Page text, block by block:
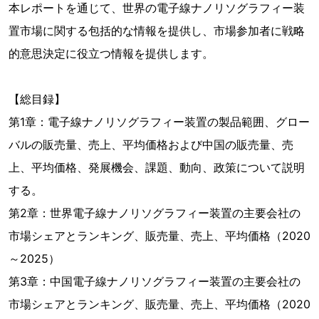
本レポートを通じて、世界の電子線ナノリソグラフィー装
置市場に関する包括的な情報を提供し、市場参加者に戦略
的意思決定に役立つ情報を提供します。
【総目録】
第1章：電子線ナノリソグラフィー装置の製品範囲、グロー
バルの販売量、売上、平均価格および中国の販売量、売
上、平均価格、発展機会、課題、動向、政策について説明
する。
第2章：世界電子線ナノリソグラフィー装置の主要会社の
市場シェアとランキング、販売量、売上、平均価格（2020
～2025）
第3章：中国電子線ナノリソグラフィー装置の主要会社の
市場シェアとランキング、販売量、売上、平均価格（2020